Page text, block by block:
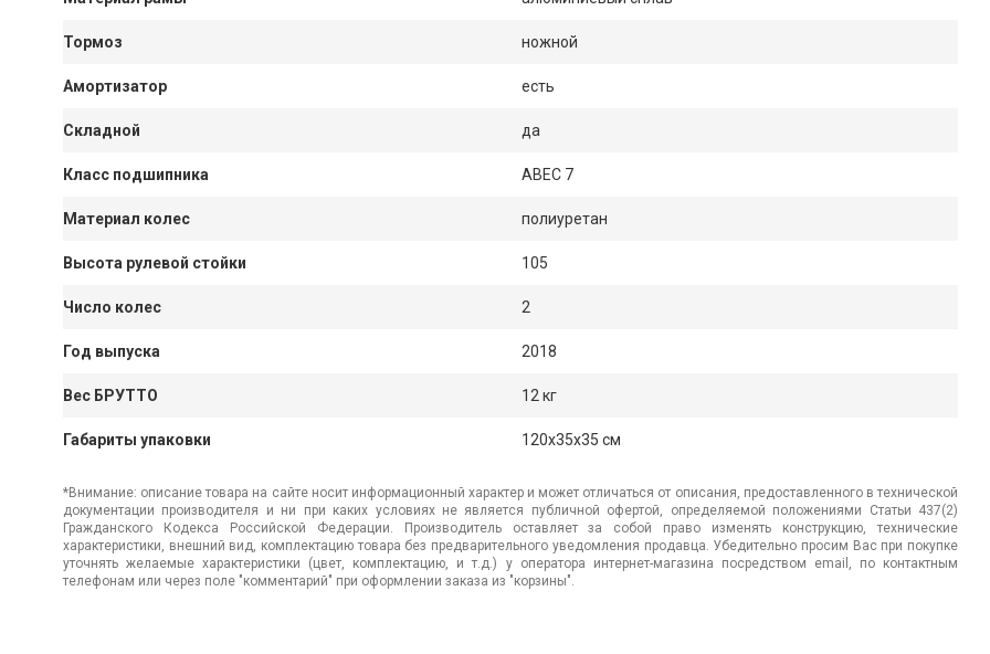
Тормоз ножной
Амортизатор есть
Складной да
Класс подшипника ABEC 7
Материал колес полиуретан
Высота рулевой стойки 105
Число колес 2
Год выпуска 2018
Вес БРУТТО 12 кг
Габариты упаковки 120x35x35 см
*Внимание: описание товара на сайте носит информационный характер и может отличаться от описания, предоставленного в технической
документации производителя и ни при каких условиях не является публичной офертой, определяемой положениями Статьи 437(2)
Гражданского Кодекса Российской Федерации. Производитель оставляет за собой право изменять конструкцию, технические
характеристики, внешний вид, комплектацию товара без предварительного уведомления продавца. Убедительно просим Вас при покупке
уточнять желаемые характеристики (цвет, комплектацию, и т.д.) у оператора интернет-магазина посредством email, по контактным
телефонам или через поле "комментарий" при оформлении заказа из "корзины".